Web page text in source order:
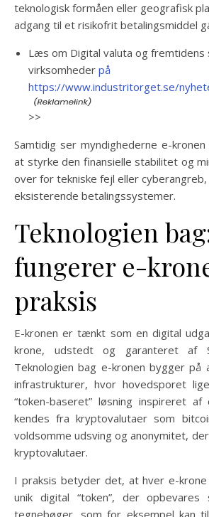
teknologisk formåen eller geografisk
adgang til et risikofrit betalingsmiddel
Læs om Digital valuta og fremtidens
virksomheder på
https://www.industritorget.se/
>>
Samtidig ser myndighederne e-
at styrke den finansielle stabilitet og
over for tekniske fejl eller
eksisterende betalingssystemer.
Teknologien
fungerer e-
praksis
E-kronen er tænkt som en digital
krone, udstedt og garanteret af
Teknologien bag e-kronen bygger på
infrastrukturer, hvor hovedsporet
“token-baseret” løsning inspireret
kendes fra kryptovalutaer som
voldsomme udsving og anonymitet,
kryptovalutaer.
I praksis betyder det, at hver e-
unik digital “token”, der opbevares